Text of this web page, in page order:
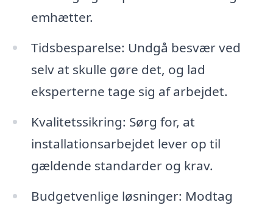
emhætter.
Tidsbesparelse: Undgå besvær ved
selv at skulle gøre det, og lad
eksperterne tage sig af arbejdet.
Kvalitetssikring: Sørg for, at
installationsarbejdet lever op til
gældende standarder og krav.
Budgetvenlige løsninger: Modtag